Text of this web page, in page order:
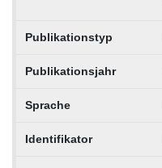
Publikationstyp
Publikationsjahr
Sprache
Identifikator